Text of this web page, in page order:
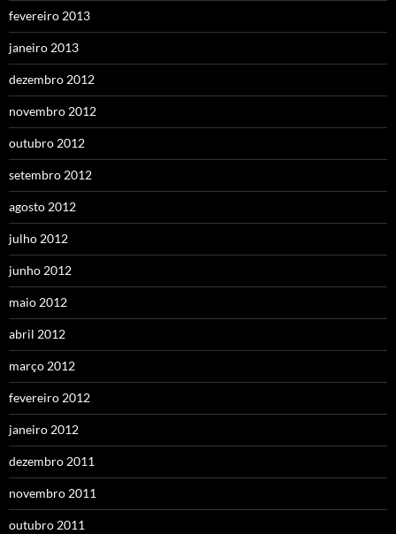
fevereiro 2013
janeiro 2013
dezembro 2012
novembro 2012
outubro 2012
setembro 2012
agosto 2012
julho 2012
junho 2012
maio 2012
abril 2012
março 2012
fevereiro 2012
janeiro 2012
dezembro 2011
novembro 2011
outubro 2011